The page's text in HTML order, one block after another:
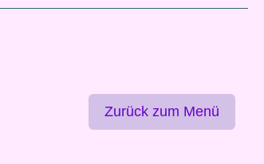
Zurück zum Menü